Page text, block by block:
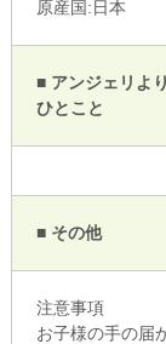
原産国:日本
■ アンジェリより
ひとこと
■ その他
注意事項
お子様の手の届